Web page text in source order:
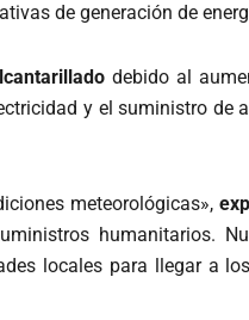
de generación de
debido al
y el suministro de
meteorológicas»,
humanitarios.
locales para llegar a